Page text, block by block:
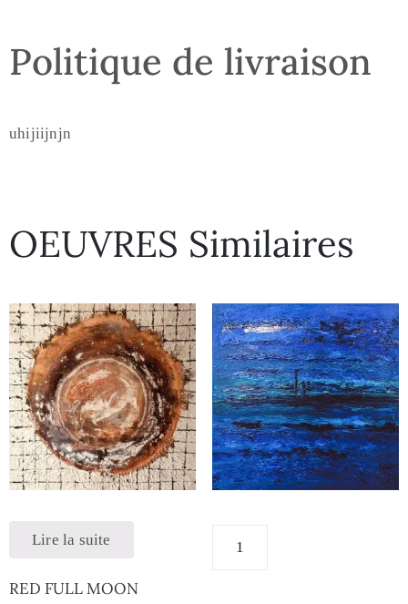
Politique de livraison
uhijiijnjn
OEUVRES Similaires
Lire la suite
RED FULL MOON